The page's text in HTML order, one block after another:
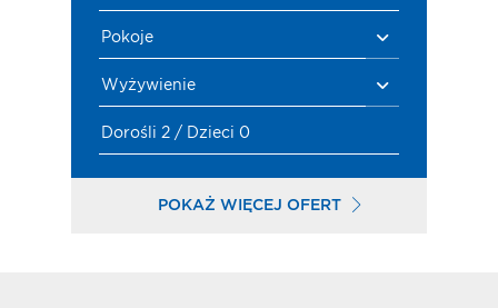
Pokoje
Wyżywienie
Dorośli 2 / Dzieci 0
POKAŻ WIĘCEJ OFERT